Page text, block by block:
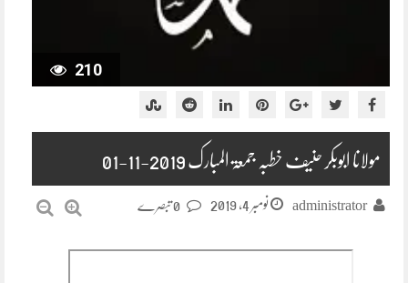
210
مولانا ابوبکر حنیف خطبہ جمعۃ المبارک 2019-11-01
administrator نومبر 4, 2019